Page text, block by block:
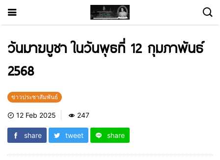
วันมาฆบูชา ในวันพุธที่ 12 กุมภาพันธ์
2568
ข่าวประชาสัมพันธ์
12 Feb 2025 247
share tweet share